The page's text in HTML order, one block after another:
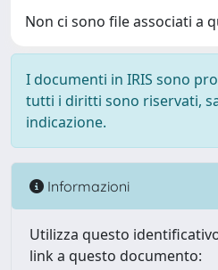
Non ci sono file associati a
I documenti in IRIS sono
tutti i diritti sono riservati,
indicazione.
Informazioni
Utilizza questo
link a questo documento: